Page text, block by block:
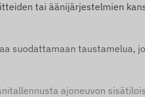
tai äänijärjestelmien
suodattamaan taustamelua,
ajoneuvon